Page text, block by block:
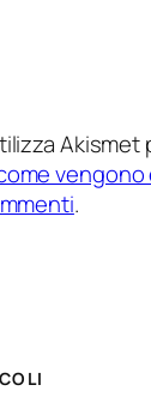
Akismet
.